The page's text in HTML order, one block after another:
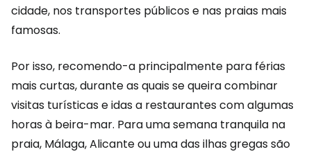
cidade, nos transportes públicos e nas praias mais
famosas.
Por isso, recomendo-a principalmente para férias
mais curtas, durante as quais se queira combinar
visitas turísticas e idas a restaurantes com algumas
horas à beira-mar. Para uma semana tranquila na
praia, Málaga, Alicante ou uma das ilhas gregas são